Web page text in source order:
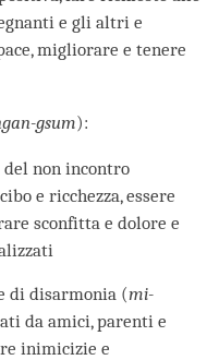
e gli altri e
migliorare e tenere
gsum):
del non incontro
e ricchezza, essere
sconfitta e dolore e
di disarmonia (mi-
da amici, parenti e
inimicizie e